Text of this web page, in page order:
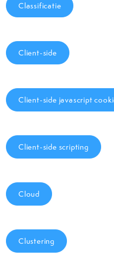
Classificatie
Client-side
Client-side javascript
Client-side scripting
Cloud
Clustering